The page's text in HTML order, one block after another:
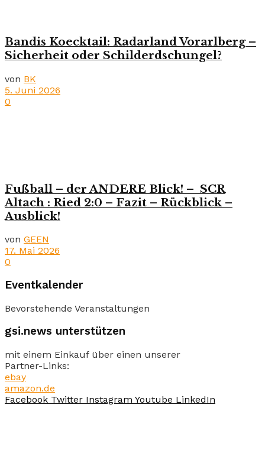
Bandis Koecktail: Radarland Vorarlberg –
Sicherheit oder Schilderdschungel?
von BK
5. Juni 2026
0
Fußball – der ANDERE Blick! – SCR
Altach : Ried 2:0 – Fazit – Rückblick –
Ausblick!
von GEEN
17. Mai 2026
0
Eventkalender
Bevorstehende Veranstaltungen
gsi.news unterstützen
mit einem Einkauf über einen unserer
Partner-Links:
ebay
amazon.de
Facebook Twitter Instagram Youtube LinkedIn